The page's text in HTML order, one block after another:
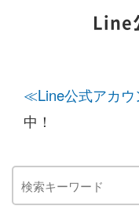
Line
≪Line公式アカ
中！